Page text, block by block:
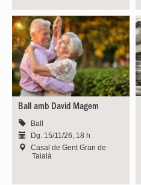
Ball amb David Magem
Ball
Dg. 15/11/26, 18 h
Casal de Gent Gran de
Taialà